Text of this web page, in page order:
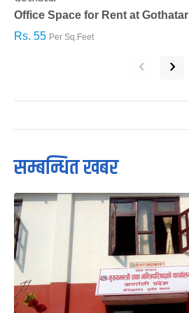
Office Space for Rent at Gothatar
Rs. 55 Per Sq.Feet
‹ ›
सम्बन्धित खबर